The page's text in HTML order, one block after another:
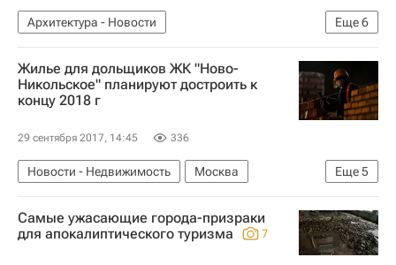
Еще6
Архитектура - Новости
Новости - Недвижимость
Москва
ВДНХ
Сергей Собянин
Городская среда Россия
Жилье для дольщиков ЖК "Ново-
Никольское" планируют достроить к
концу 2018 г
29 сентября 2017, 14:45 336
Еще5
Новости - Недвижимость
Москва
"Новая" Москва
Строительство
Жилье
Дольщики
Россия
Самые ужасающие города-призраки
для апокалиптического туризма
7